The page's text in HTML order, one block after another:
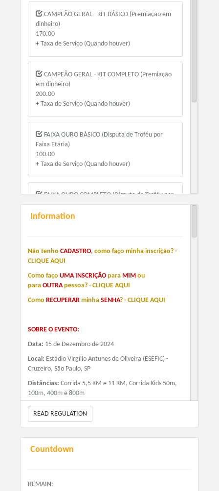
CAMPEÃO GERAL - KIT BÁSICO (Premiação em
dinheiro)
170.00
+ Taxa de Serviço (Quando houver)
CAMPEÃO GERAL - KIT COMPLETO (Premiação
em dinheiro)
200.00
+ Taxa de Serviço (Quando houver)
FAIXA OURO BÁSICO (Disputa de Troféu por
Faixa Etária)
100.00
+ Taxa de Serviço (Quando houver)
FAIXA OURO COMPLETO (Disputa de Troféu por
Faixa Etária)
150.00
KIDS BÁSICO
70.00
+ Taxa de Serviço (Quando houver)
+ Taxa de Serviço (Quando houver)
Information
Não tenho CADASTRO, como faço minha inscrição? -
CLIQUE AQUI
Como faço UMA INSCRIÇÃO para MIM ou
para OUTRA pessoa? - CLIQUE AQUI
Como RECUPERAR minha SENHA? - CLIQUE AQUI
SOBRE O EVENTO:
Data: 15 de Dezembro de 2024
Local: Estádio Virgílio Antunes de Oliveira (ESEFIC) -
Cruzeiro, São Paulo, SP
Distâncias:Corrida 5,5 KM e 11 KM, Corrida Kids 50m,
100m, 400m e 800m
Largadas:
07h30 -Corrida 5 KM e 11 KM
07h40 - Corrida Kids
10h00 - Cerimônia de Premiação
READ REGULATION
Countdown
REMAIN: